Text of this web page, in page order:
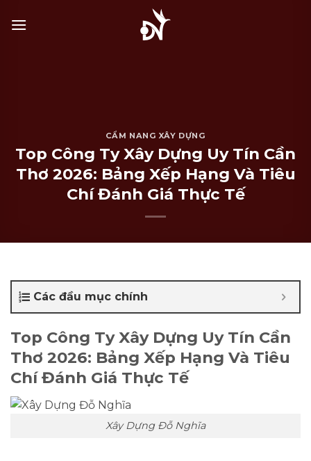
qua
CẨM NANG XÂY DỰNG
Top Công Ty Xây Dựng Uy Tín Cần
Thơ 2026: Bảng Xếp Hạng Và Tiêu
Chí Đánh Giá Thực Tế
Các đầu mục chính
Top Công Ty Xây Dựng Uy Tín Cần
Thơ 2026: Bảng Xếp Hạng Và Tiêu
Chí Đánh Giá Thực Tế
Xây Dựng Đỗ Nghĩa